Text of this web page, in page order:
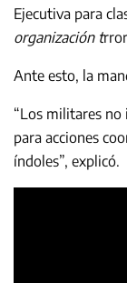
Ejecutiva para
organización t
Ante esto, la
“Los militares
para acciones
índoles”, explicó.